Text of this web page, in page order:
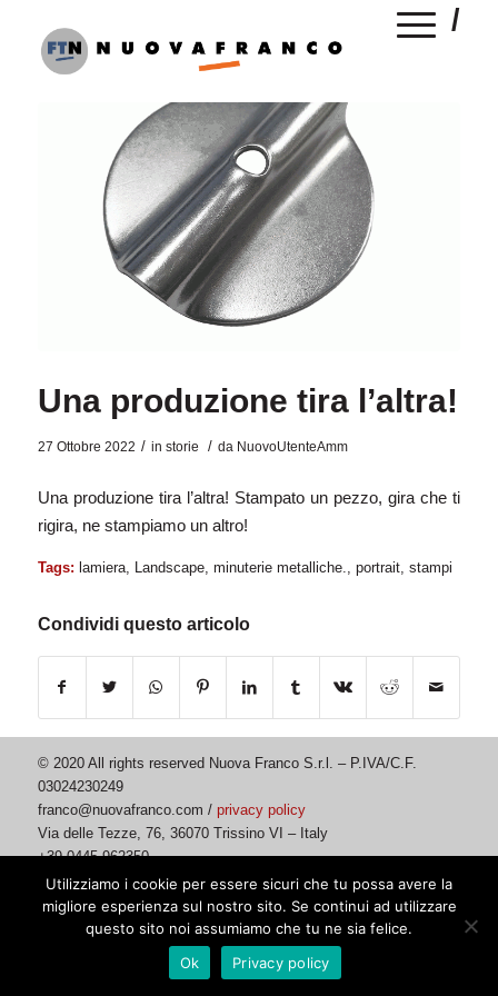
Una produzione tira l’altra!
27 Ottobre 2022 / in storie / da NuovoUtenteAmm
Una produzione tira l’altra! Stampato un pezzo, gira che ti
rigira, ne stampiamo un altro!
Tags: lamiera, Landscape, minuterie metalliche., portrait, stampi
Condividi questo articolo
© 2020 All rights reserved Nuova Franco S.r.l. – P.IVA/C.F.
03024230249
franco@nuovafranco.com / privacy policy
Via delle Tezze, 76, 36070 Trissino VI – Italy
+39 0445 962350
PEC nuovafrancosrl@artigiani.vi.legalmail.it – REA VI-293251 –
Capitale sociale € 110.000,00
Utilizziamo i cookie per essere sicuri che tu possa avere la
migliore esperienza sul nostro sito. Se continui ad utilizzare
questo sito noi assumiamo che tu ne sia felice.
Ok
Privacy policy